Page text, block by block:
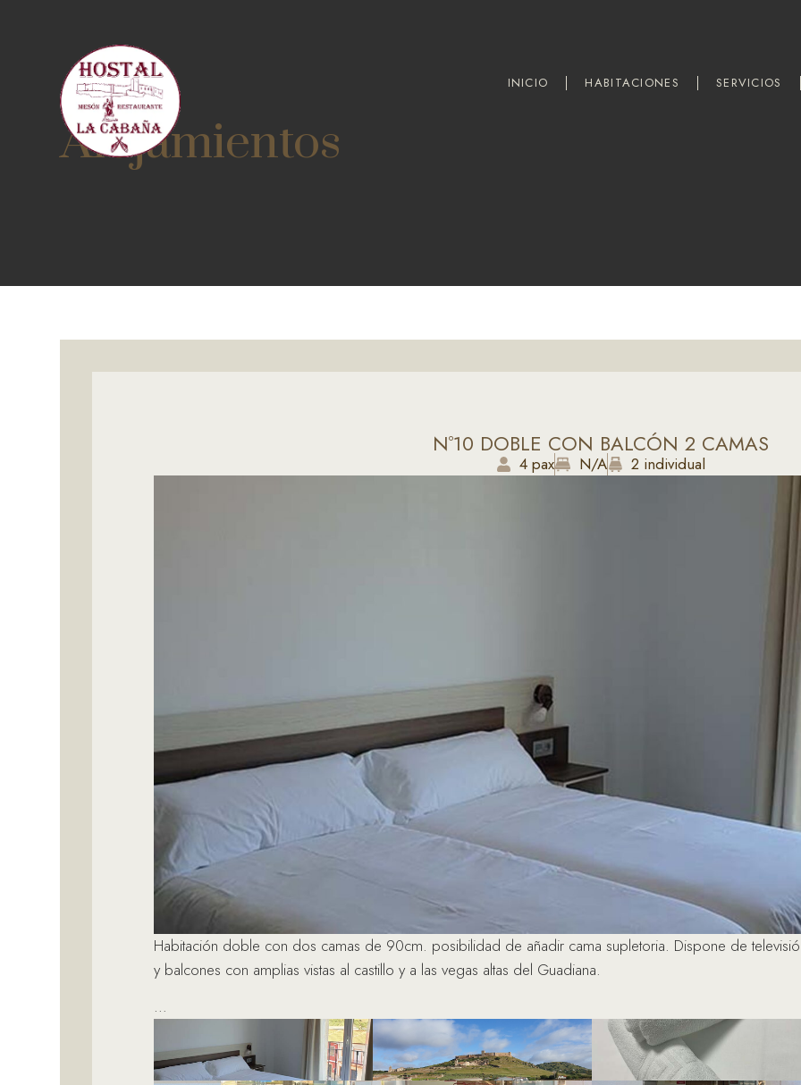
INICIO HABITACIONES SERVICIOS
Alojamientos
Nº10 DOBLE CON BALCÓN 2 CAMAS
4 pax N/A 2 individual
Habitación doble con dos camas de 90cm. posibilidad de añadir cama supletoria. Dispone de
y balcones con amplias vistas al castillo y a las vegas altas del Guadiana.
…